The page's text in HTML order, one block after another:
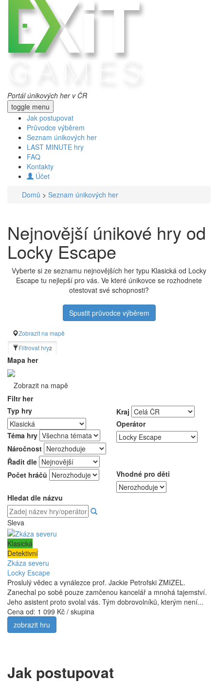
Portál únikových her v ČR
toggle menu
Jak postupovat
Průvodce výběrem
Seznam únikových her
LAST MINUTE hry
FAQ
Kontakty
Účet
Domů > Seznam únikových her
Nejnovější únikové hry od
Locky Escape
Vyberte si ze seznamu nejnovějších her typu Klasická od Locky
Escape tu nejlepší pro vás. Ve které únikovce se rozhodnete
otestovat své schopnosti?
Spustit průvodce výběrem
Zobrazit na mapě
Filtrovat hry2
Mapa her
Zobrazit na mapě
Filtr her
Typ hry
Téma hry
Kraj
Operátor
Náročnost
Řadit dle
Počet hráčů
Vhodné pro děti
Hledat dle názvu
Sleva
Klasická
Detektivní
Zkáza severu
Locky Escape
Proslulý vědec a vynálezce prof. Jackie Petrofski ZMIZEL.
Zanechal po sobě pouze zamčenou kancelář a mnohá tajemství.
Jeho asistent proto svolal vás. Tým dobrovolníků, kterým není...
Cena od: 1 099 Kč / skupina
zobrazit hru
Jak postupovat